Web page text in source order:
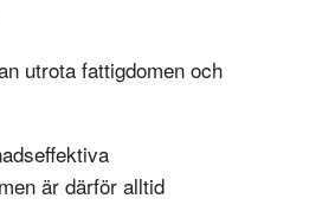
utrota fattigdomen och
är därför alltid